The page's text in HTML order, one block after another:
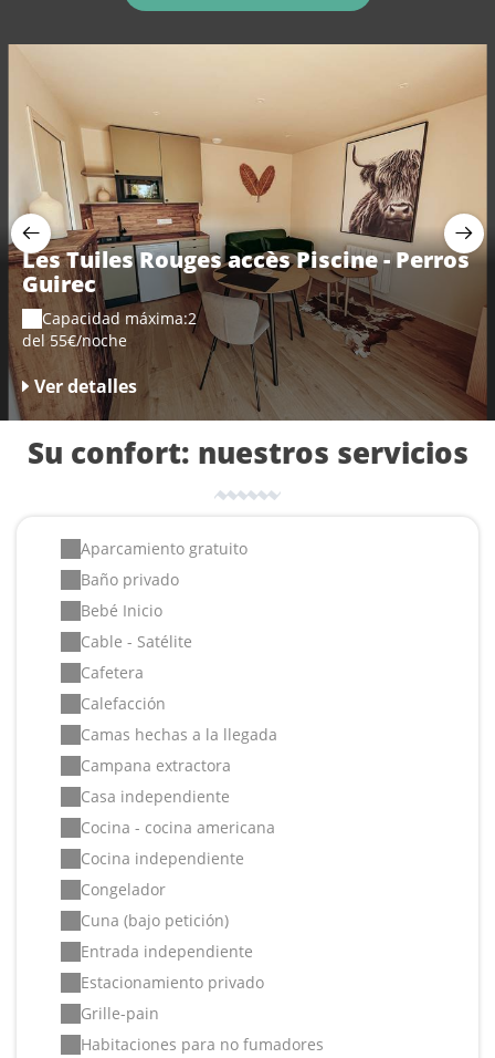
Les Tuiles Rouges accès Piscine - Perros
Guirec
Capacidad máxima:2
del 55€/noche
Ver detalles
Su confort: nuestros servicios
Aparcamiento gratuito
Baño privado
Bebé Inicio
Cable - Satélite
Cafetera
Calefacción
Camas hechas a la llegada
Campana extractora
Casa independiente
Cocina - cocina americana
Cocina independiente
Congelador
Cuna (bajo petición)
Entrada independiente
Estacionamiento privado
Grille-pain
Habitaciones para no fumadores